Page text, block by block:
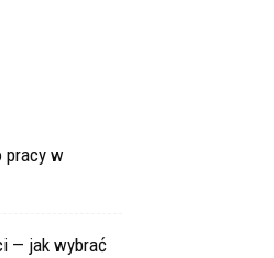
pracy w
— jak wybrać